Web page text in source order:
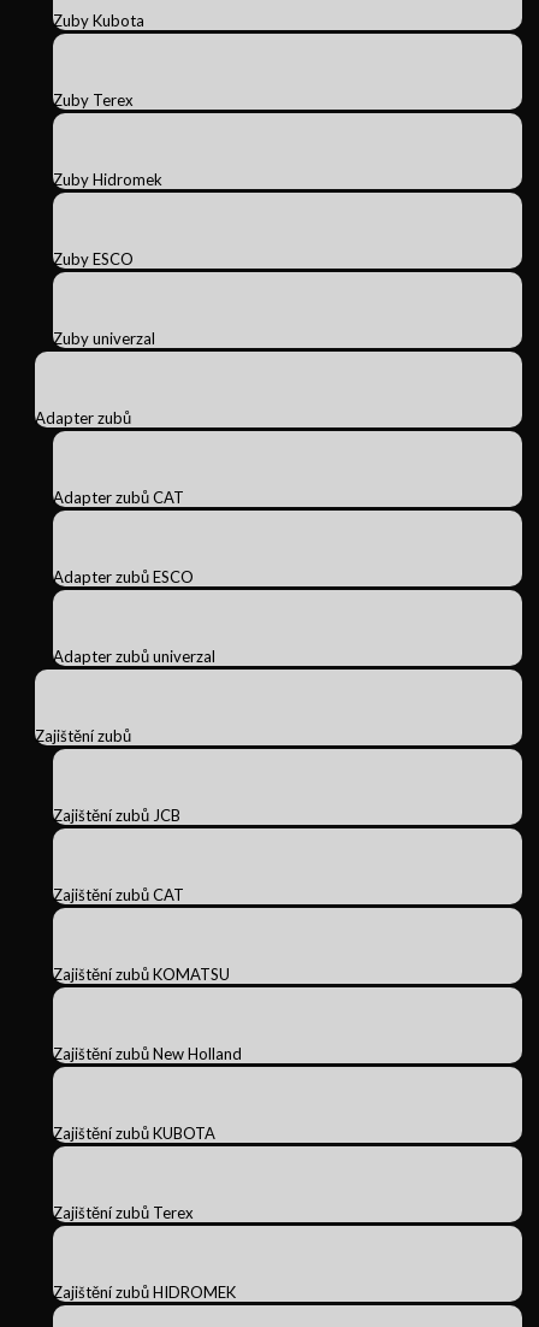
Zuby Kubota
Zuby Terex
Zuby Hidromek
Zuby ESCO
Zuby univerzal
Adapter zubů
Adapter zubů CAT
Adapter zubů ESCO
Adapter zubů univerzal
Zajištění zubů
Zajištění zubů JCB
Zajištění zubů CAT
Zajištění zubů KOMATSU
Zajištění zubů New Holland
Zajištění zubů KUBOTA
Zajištění zubů Terex
Zajištění zubů HIDROMEK